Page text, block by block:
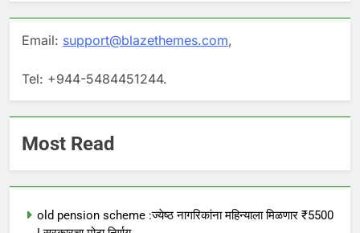
Email: support@blazethemes.com,
Tel: +944-5484451244.
Most Read
old pension scheme :ज्येष्ठ नागरिकांना महिन्याला मिळणार ₹5500